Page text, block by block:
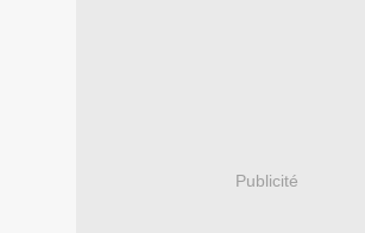
Publicité